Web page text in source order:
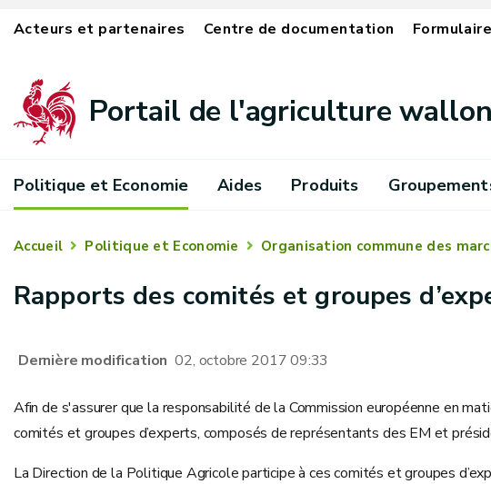
Acteurs et partenaires Centre de documentation
Portail de l'agriculture
Politique et Economie Aides Produits
Accueil Politique et Economie Organisation commune des
Rapports des comités et groupes
Dernière modification 02, octobre 2017 09:33
Afin de s'assurer que la responsabilité de la Commission européenne en
comités et groupes d’experts, composés de représentants des EM et
La Direction de la Politique Agricole participe à ces comités et groupes